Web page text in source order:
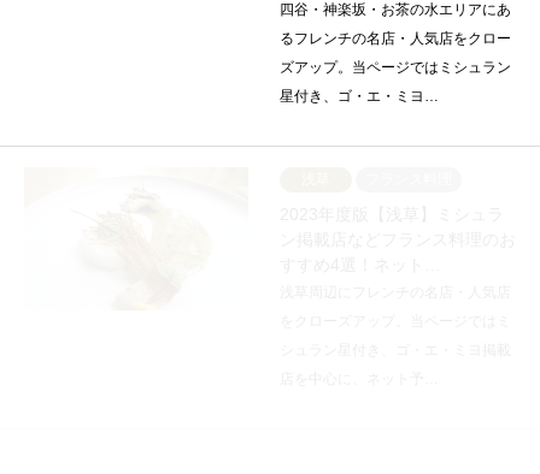
四谷・神楽坂・お茶の水エリアにあ
るフレンチの名店・人気店をクロー
ズアップ。当ページではミシュラン
星付き、ゴ・エ・ミヨ…